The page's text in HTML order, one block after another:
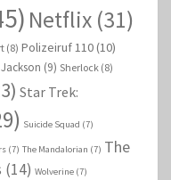
Netflix (31)
(8) Polizeiruf 110 (10)
(9) Sherlock (8)
Star Trek:
Suicide Squad (7)
(7) The Mandalorian (7) The
(14) Wolverine (7)